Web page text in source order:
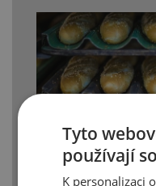
Tyto
používají
K personalizaci